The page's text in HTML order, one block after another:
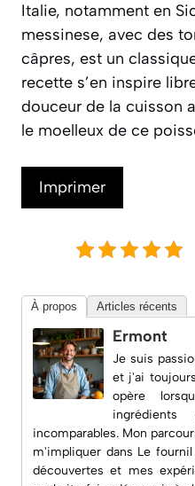
Italie, notamment en
messinese, avec des
câpres, est un
recette s’en inspire
douceur de la cuisson
le moelleux de ce
Imprimer
À propos Articles récents
Ermont
Je suis
et j'ai
opère
incomparables. Mon
m'impliquer dans Le
découvertes et mes